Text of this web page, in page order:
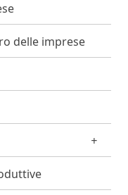
delle imprese